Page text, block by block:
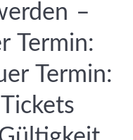
–
Termin:
Termin: